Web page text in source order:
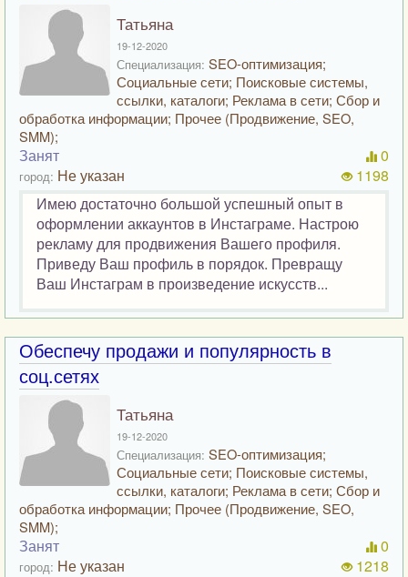
Татьяна
19-12-2020
Специализация: SEO-оптимизация;
Социальные сети; Поисковые системы,
ссылки, каталоги; Реклама в сети; Сбор и
обработка информации; Прочее (Продвижение, SEO,
SMM);
Занят
город: Не указан
0
1198
Имею достаточно большой успешный опыт в
оформлении аккаунтов в Инстаграме. Настрою
рекламу для продвижения Вашего профиля.
Приведу Ваш профиль в порядок. Превращу
Ваш Инстаграм в произведение искусств...
Обеспечу продажи и популярность в
соц.сетях
Татьяна
19-12-2020
Специализация: SEO-оптимизация;
Социальные сети; Поисковые системы,
ссылки, каталоги; Реклама в сети; Сбор и
обработка информации; Прочее (Продвижение, SEO,
SMM);
Занят
город: Не указан
0
1218